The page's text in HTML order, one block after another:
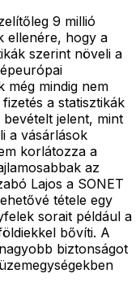
9 millió
ellenére, hogy a
szerint növeli a
még mindig nem
a statisztikák
jelent, mint
a vásárlások
korlátozza a
az
Lajos a SONET
tétele egy
sorait például a
bővíti. A
biztonságot